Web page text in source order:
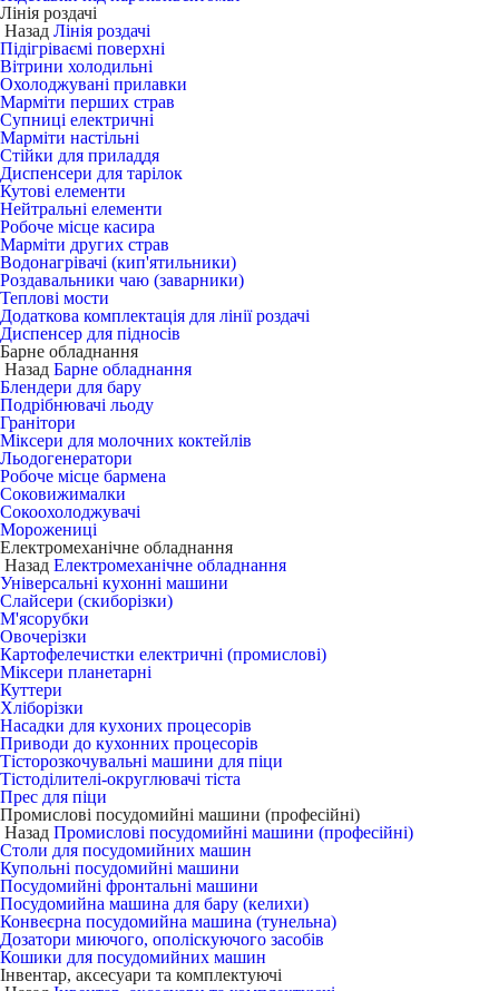
Лінія роздачі
Назад Лінія роздачі
Підігріваємі поверхні
Вітрини холодильні
Охолоджувані прилавки
Марміти перших страв
Супниці електричні
Марміти настільні
Стійки для приладдя
Диспенсери для тарілок
Кутові елементи
Нейтральні елементи
Робоче місце касира
Марміти других страв
Водонагрівачі (кип'ятильники)
Роздавальники чаю (заварники)
Теплові мости
Додаткова комплектація для лінії роздачі
Диспенсер для підносів
Барне обладнання
Назад Барне обладнання
Блендери для бару
Подрібнювачі льоду
Гранітори
Міксери для молочних коктейлів
Льодогенератори
Робоче місце бармена
Соковижималки
Сокоохолоджувачі
Морожениці
Електромеханічне обладнання
Назад Електромеханічне обладнання
Універсальні кухонні машини
Слайсери (скиборізки)
М'ясорубки
Овочерізки
Картофелечистки електричні (промислові)
Міксери планетарні
Куттери
Хліборізки
Насадки для кухоних процесорів
Приводи до кухонних процесорів
Тісторозкочувальні машини для піци
Тістоділителі-округлювачі тіста
Прес для піци
Промислові посудомийні машини (професійні)
Назад Промислові посудомийні машини (професійні)
Столи для посудомийних машин
Купольні посудомийні машини
Посудомийні фронтальні машини
Посудомийна машина для бару (келихи)
Конвеєрна посудомийна машина (тунельна)
Дозатори миючого, ополіскуючого засобів
Кошики для посудомийних машин
Інвентар, аксесуари та комплектуючі